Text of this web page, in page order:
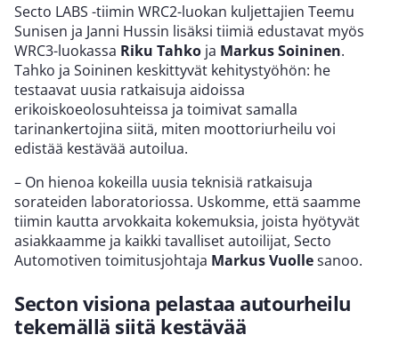
Secto LABS -tiimin WRC2-luokan kuljettajien Teemu
Sunisen ja Janni Hussin lisäksi tiimiä edustavat myös
WRC3-luokassa Riku Tahko ja Markus Soininen.
Tahko ja Soininen keskittyvät kehitystyöhön: he
testaavat uusia ratkaisuja aidoissa
erikoiskoeolosuhteissa ja toimivat samalla
tarinankertojina siitä, miten moottoriurheilu voi
edistää kestävää autoilua.
– On hienoa kokeilla uusia teknisiä ratkaisuja
sorateiden laboratoriossa. Uskomme, että saamme
tiimin kautta arvokkaita kokemuksia, joista hyötyvät
asiakkaamme ja kaikki tavalliset autoilijat, Secto
Automotiven toimitusjohtaja Markus Vuollesanoo.
Secton visiona pelastaa autourheilu
tekemällä siitä kestävää